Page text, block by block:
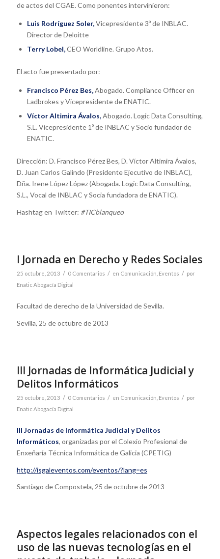
de actos del CGAE. Como ponentes intervinieron:
Luis Rodríguez Soler,Vicepresidente 3º de INBLAC.
Director de Deloitte
Terry Lobel,CEO Worldline. Grupo Atos.
El acto fue presentado por:
Francisco Pérez Bes,Abogado. Compliance Officer en
Ladbrokes y Vicepresidente de ENATIC.
Víctor Altimira Ávalos,Abogado. Logic Data Consulting,
S.L. Vicepresidente 1º de INBLAC y Socio fundador de
ENATIC.
Dirección: D. Francisco Pérez Bes, D. Víctor Altimira Ávalos,
D. Juan Carlos Galindo (Presidente Ejecutivo de INBLAC),
Dña. Irene López López (Abogada. Logic Data Consulting,
S.L., Vocal de INBLAC y Socia fundadora de ENATIC).
Hashtag en Twitter: #TICblanqueo
I Jornada en Derecho y Redes Sociales
25 octubre, 2013 / 0 Comentarios / en Comunicación Eventos / por
Enatic Abogacía Digital
Facultad de derecho de la Universidad de Sevilla.
Sevilla, 25 de octubre de 2013
III Jornadas de Informática Judicial y
Delitos Informáticos
25 octubre, 2013 / 0 Comentarios / en Comunicación Eventos / por
Enatic Abogacía Digital
III Jornadas de Informática Judicial y Delitos
Informáticos, organizadas por el Colexio Profesional de
Enxeñaría Técnica Informática de Galicia (CPETIG)
http://isgaleventos.com/eventos/?lang=es
Santiago de Compostela, 25 de octubre de 2013
Aspectos legales relacionados con el
uso de las nuevas tecnologías en el